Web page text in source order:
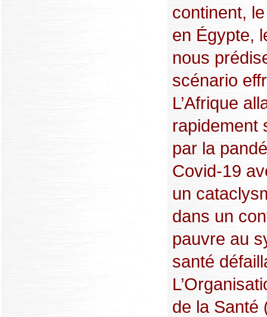
continent,
en Égypte,
nous
scénario
L’Afrique
rapidement
par la
Covid-19
un
dans un
pauvre au
santé
de la Santé